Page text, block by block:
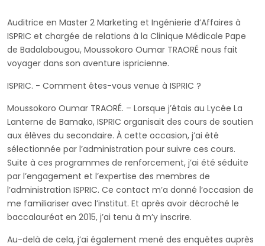
Auditrice en Master 2 Marketing et Ingénierie d’Affaires à
ISPRIC et chargée de relations à la Clinique Médicale Pape
de Badalabougou, Moussokoro Oumar TRAORÉ nous fait
voyager dans son aventure ispricienne.
ISPRIC. - Comment êtes-vous venue à ISPRIC ?
Moussokoro Oumar TRAORÉ. – Lorsque j’étais au Lycée La
Lanterne de Bamako, ISPRIC organisait des cours de soutien
aux élèves du secondaire. À cette occasion, j’ai été
sélectionnée par l’administration pour suivre ces cours.
Suite à ces programmes de renforcement, j’ai été séduite
par l’engagement et l’expertise des membres de
l’administration ISPRIC. Ce contact m’a donné l’occasion de
me familiariser avec l’institut. Et après avoir décroché le
baccalauréat en 2015, j’ai tenu à m’y inscrire.
Au-delà de cela, j’ai également mené des enquêtes auprès